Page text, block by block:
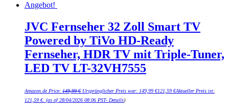
Angebot!
JVC Fernseher 32 Zoll Smart TV
Powered by TiVo HD-Ready
Fernseher, HDR TV mit Triple-Tuner,
LED TV LT-32VH7555
Amazon.de Price: 149,99€ Ursprünglicher Preis war: 149,99 €121,59 €Aktueller Preis ist:
121,59 €. (as of 28/04/2026 08:06 PST- Details)